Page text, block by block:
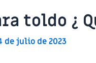
toldo ¿
de julio de 2023